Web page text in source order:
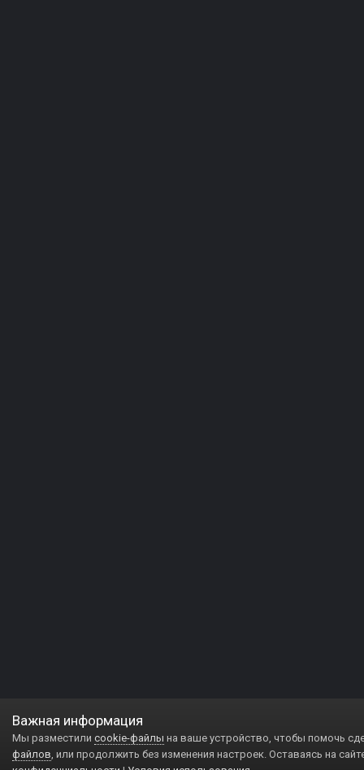
Важная информация
Мы разместили cookie-файлы на ваше устройство, чтобы помочь
файлов, или продолжить без изменения настроек. Оставаясь на